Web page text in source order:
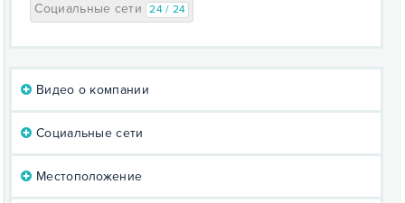
Социальные сети 24 / 24
Видео о компании
Социальные сети
Местоположение